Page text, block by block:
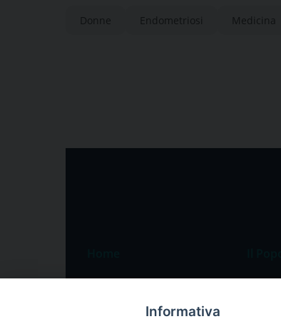
Donne Endometriosi Medicina
Speciali
Pordenone
Il
Informativa